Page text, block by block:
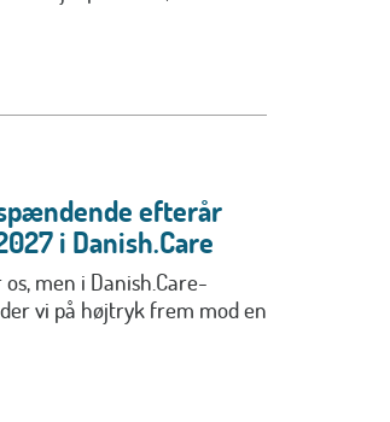
efterår
i Danish.Care
men i Danish.Care-
vi på højtryk frem mod en